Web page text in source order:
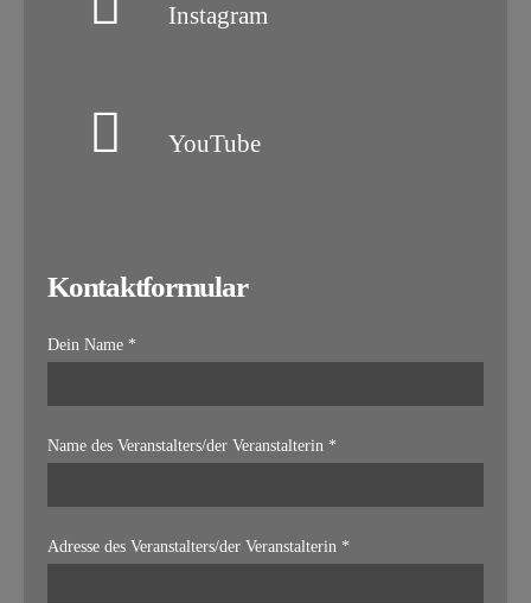
Instagram
YouTube
Kontaktformular
Dein Name *
Name des Veranstalters/der Veranstalterin *
Adresse des Veranstalters/der Veranstalterin *